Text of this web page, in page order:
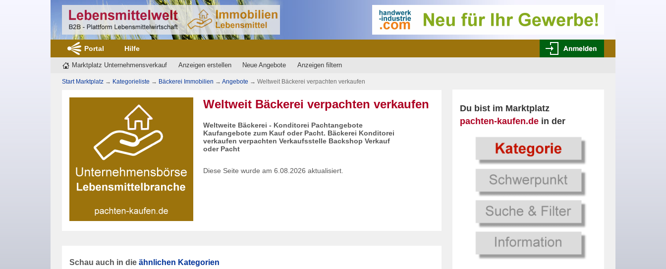
Portal Hilfe
Marktplatz Unternehmensverkauf Anzeigen erstellen Neue Angebote Anzeigen filtern
Du bist im Marktplatz
pachten-kaufen.dein der
Start Marktplatz → Kategorieliste → Bäckerei Immobilien → Angebote → Weltweit Bäckerei verpachten verkaufen
Weltweit Bäckerei verpachten verkaufen
Weltweite Bäckerei - Konditorei Pachtangebote
Kaufangebote zum Kauf oder Pacht. Bäckerei Konditorei
verkaufen verpachten Verkaufsstelle Backshop Verkauf
oder Pacht
Diese Seite wurde am 6.08.2026 aktualisiert.
Schau auch in die ähnlichen Kategorien